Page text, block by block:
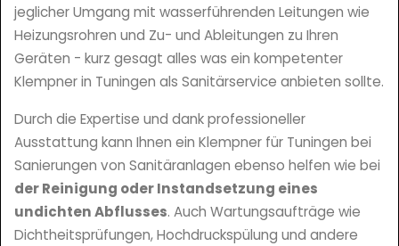
jeglicher Umgang mit wasserführenden Leitungen wie
Heizungsrohren und Zu- und Ableitungen zu Ihren
Geräten - kurz gesagt alles was ein kompetenter
Klempner in Tuningen als Sanitärservice anbieten sollte.
Durch die Expertise und dank professioneller
Ausstattung kann Ihnen ein Klempner für Tuningen bei
Sanierungen von Sanitäranlagen ebenso helfen wie bei
der Reinigung oder Instandsetzung eines
undichten Abflusses. Auch Wartungsaufträge wie
Dichtheitsprüfungen, Hochdruckspülung und andere